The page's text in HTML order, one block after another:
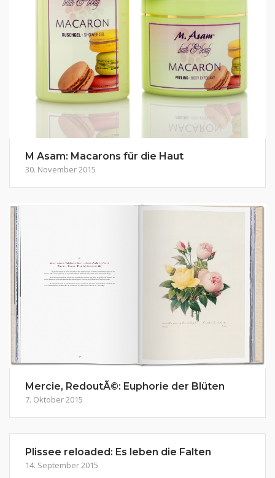
M Asam: Macarons für die Haut
30. November 2015
Mercie, RedoutÃ©: Euphorie der Blüten
7. Oktober 2015
Plissee reloaded: Es leben die Falten
14. September 2015